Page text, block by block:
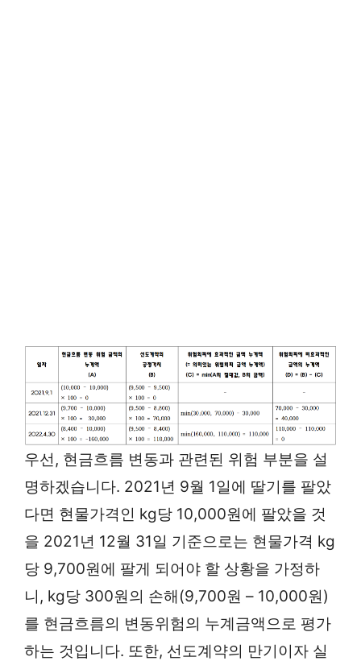
우선, 현금흐름 변동과 관련된 위험 부분을 설
명하겠습니다. 2021년 9월 1일에 딸기를 팔았
다면 현물가격인 kg당 10,000원에 팔았을 것
을 2021년 12월 31일 기준으로는 현물가격 kg
당 9,700원에 팔게 되어야 할 상황을 가정하
니, kg당 300원의 손해(9,700원 – 10,000원)
를 현금흐름의 변동위험의 누계금액으로 평가
하는 것입니다. 또한, 선도계약의 만기이자 실